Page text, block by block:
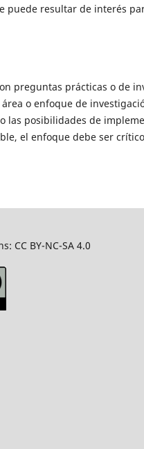
puede resultar de interés
preguntas prácticas o de
o enfoque de
las posibilidades de
el enfoque debe ser
CC BY-NC-SA 4.0